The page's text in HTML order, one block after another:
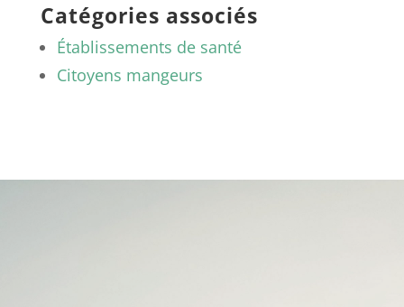
Catégories associés
Établissements de santé
Citoyens mangeurs